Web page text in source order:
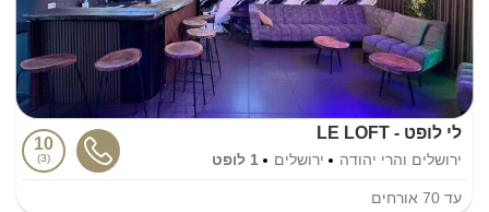
לי לופט - LE LOFT
ירושלים והרי יהודה ירושלים 1 לופט
10
3
עד 70 אורחים